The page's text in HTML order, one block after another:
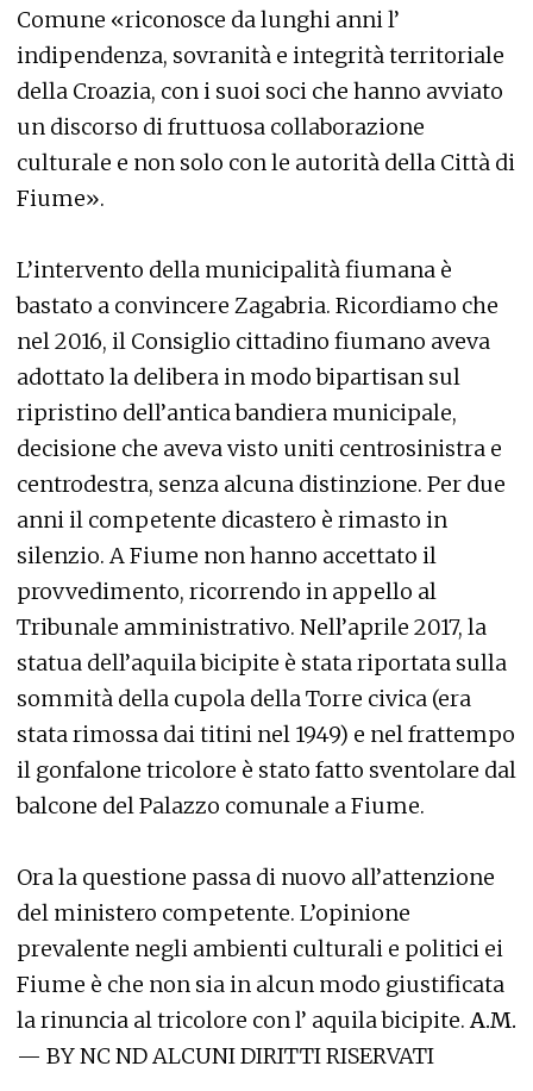
Comune «riconosce da lunghi anni l’
indipendenza, sovranità e integrità territoriale
della Croazia, con i suoi soci che hanno avviato
un discorso di fruttuosa collaborazione
culturale e non solo con le autorità della Città di
Fiume».
L’intervento della municipalità fiumana è
bastato a convincere Zagabria. Ricordiamo che
nel 2016, il Consiglio cittadino fiumano aveva
adottato la delibera in modo bipartisan sul
ripristino dell’antica bandiera municipale,
decisione che aveva visto uniti centrosinistra e
centrodestra, senza alcuna distinzione. Per due
anni il competente dicastero è rimasto in
silenzio. A Fiume non hanno accettato il
provvedimento, ricorrendo in appello al
Tribunale amministrativo. Nell’aprile 2017, la
statua dell’aquila bicipite è stata riportata sulla
sommità della cupola della Torre civica (era
stata rimossa dai titini nel 1949) e nel frattempo
il gonfalone tricolore è stato fatto sventolare dal
balcone del Palazzo comunale a Fiume.
Ora la questione passa di nuovo all’attenzione
del ministero competente. L’opinione
prevalente negli ambienti culturali e politici ei
Fiume è che non sia in alcun modo giustificata
la rinuncia al tricolore con l’ aquila bicipite.A.M.
— BY NC ND ALCUNI DIRITTI RISERVATI